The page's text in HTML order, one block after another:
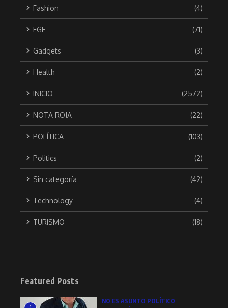
Fashion (4)
FGE (71)
Gadgets (3)
Health (2)
INICIO (2572)
NOTA ROJA (22)
POLÍTICA (103)
Politics (2)
Sin categoría (42)
Technology (4)
TURISMO (18)
Featured Posts
NO ES ASUNTO POLÍTICO